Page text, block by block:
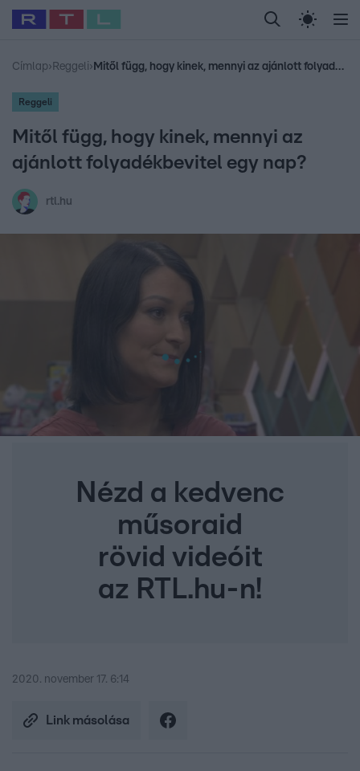
Legfrissebb RTL Híradó Randi Celeb vagyok,
Babits Marcella Most Wanted Gallusz
Címlap› Reggeli› Mitől függ, hogy kinek, mennyi az ajánlott folyadékbevitel egy nap?
Reggeli
Mitől függ, hogy kinek, mennyi az
ajánlott folyadékbevitel egy nap?
rtl.hu
Nézd a kedvenc
műsoraid
rövid videóit
az RTL.hu-n!
2020. november 17. 6:14
Link másolása